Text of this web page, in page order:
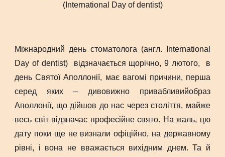
(International Day of dentist)
Міжнародний день стоматолога (англ. International
Day of dentist) відзначається щорічно, 9 лютого, в
день Святої Аполлонії, має вагомі причини, перша
серед яких – дивовижно привабливийобраз
Аполлонії, що дійшов до нас через століття, майже
весь світ відзначає професійне свято. На жаль, цю
дату поки ще не визнали офіційно, на державному
рівні, і вона не вважається вихідним днем. Та й